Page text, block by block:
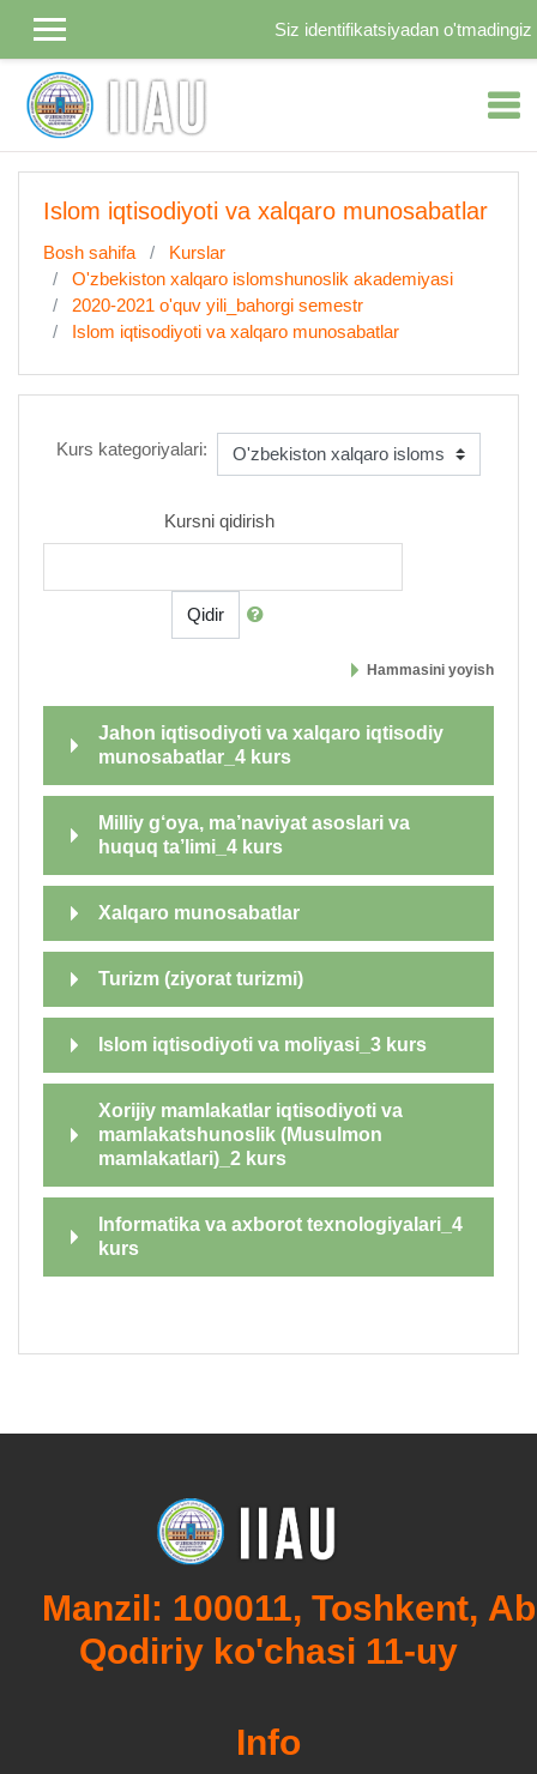
Siz identifikatsiyadan o'tmadingiz
Islom iqtisodiyoti va xalqaro munosabatlar
Bosh sahifa
Kurslar
O'zbekiston xalqaro islomshunoslik akademiyasi
2020-2021 o'quv yili_bahorgi semestr
Islom iqtisodiyoti va xalqaro munosabatlar
Kurs kategoriyalari:
Kursni qidirish
Qidir
Hammasini yoyish
Jahon iqtisodiyoti va xalqaro iqtisodiy
munosabatlar_4 kurs
Milliy g‘oya, ma’naviyat asoslari va
huquq ta’limi_4 kurs
Xalqaro munosabatlar
Turizm (ziyorat turizmi)
Islom iqtisodiyoti va moliyasi_3 kurs
Xorijiy mamlakatlar iqtisodiyoti va
mamlakatshunoslik (Musulmon
mamlakatlari)_2 kurs
Informatika va axborot texnologiyalari_4
kurs
Manzil: 100011, Toshkent,
Qodiriy ko'chasi 11-uy
Info